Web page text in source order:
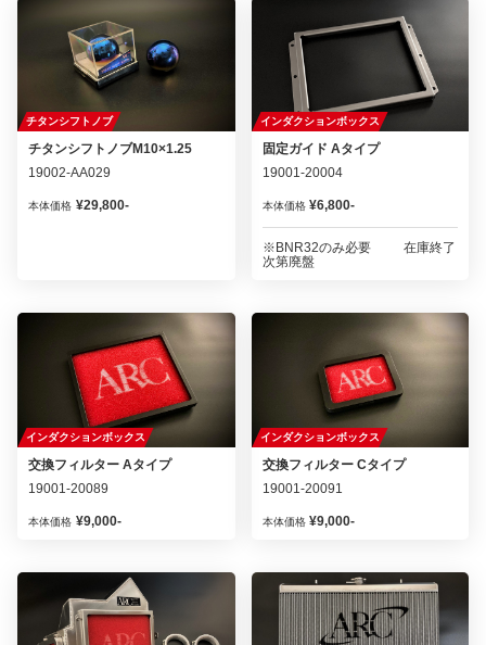
チタンシフトノブ
チタンシフトノブM10×1.25
19002-AA029
本体価格 ¥29,800-
インダクションボックス
固定ガイド Aタイプ
19001-20004
本体価格 ¥6,800-
※BNR32のみ必要 在庫終了
次第廃盤
インダクションボックス
交換フィルター Aタイプ
19001-20089
本体価格 ¥9,000-
インダクションボックス
交換フィルター Cタイプ
19001-20091
本体価格 ¥9,000-